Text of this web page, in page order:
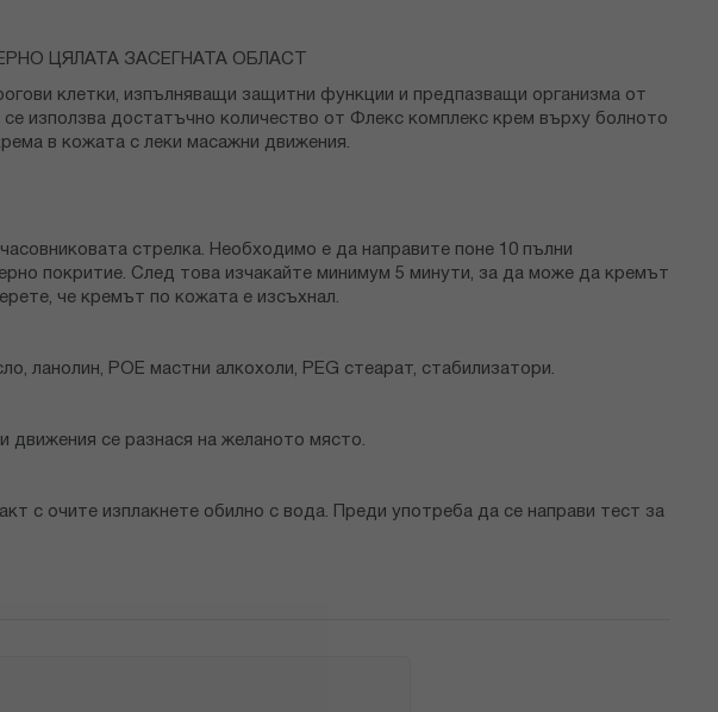
ЦЯЛАТА ЗАСЕГНАТА ОБЛАСТ
клетки, изпълняващи защитни функции и предпазващи организма от
използва достатъчно количество от Флекс комплекс крем върху болното
в кожата с леки масажни движения.
стрелка. Необходимо е да направите поне 10 пълни
покритие. След това изчакайте минимум 5 минути, за да може да кремът
че кремът по кожата е изсъхнал.
ланолин, POE мастни алкохоли, PEG стеарат, стабилизатори.
движения се разнася на желаното място.
с очите изплакнете обилно с вода. Преди употреба да се направи тест за